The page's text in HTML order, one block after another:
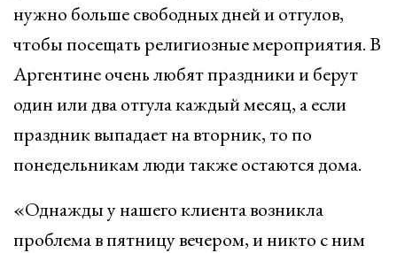
нужно больше свободных дней и отгулов,
чтобы посещать религиозные мероприятия. В
Аргентине очень любят праздники и берут
один или два отгула каждый месяц, а если
праздник выпадает на вторник, то по
понедельникам люди также остаются дома.
«Однажды у нашего клиента возникла
проблема в пятницу вечером, и никто с ним